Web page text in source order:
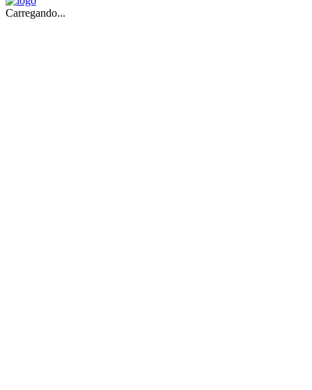
Carregando...